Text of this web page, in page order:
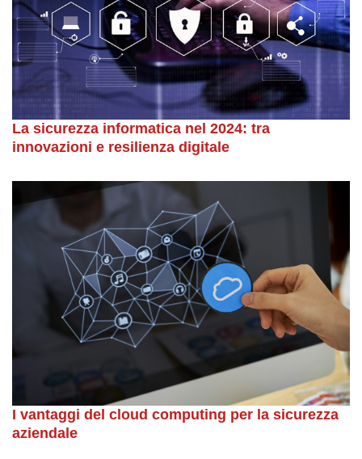
La sicurezza informatica nel 2024: tra
innovazioni e resilienza digitale
I vantaggi del cloud computing per la sicurezza
aziendale